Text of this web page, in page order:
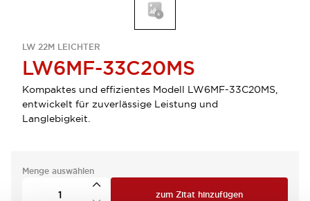
LW 22M LEICHTER
LW6MF-33C20MS
Kompaktes und effizientes Modell LW6MF-33C20MS,
entwickelt für zuverlässige Leistung und
Langlebigkeit.
Menge auswählen
zum Zitat hinzufügen